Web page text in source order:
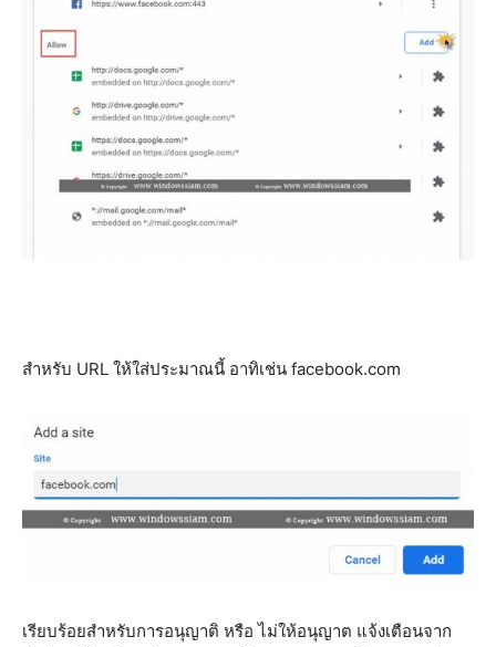
สำหรับ URL ให้ใส่ประมาณนี้ อาทิเช่น facebook.com
เรียบร้อยสำหรับการอนุญาติ หรือ ไม่ให้อนุญาต แจ้งเตือนจาก